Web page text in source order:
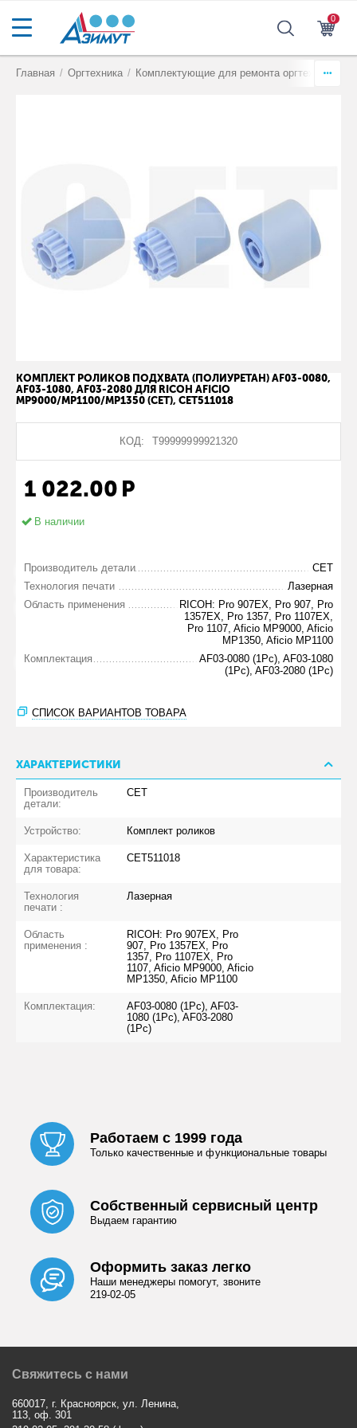
0
Главная / Оргтехника / Комплектующие для ремонта оргтехники
КОМПЛЕКТ РОЛИКОВ ПОДХВАТА (ПОЛИУРЕТАН) AF03-0080,
AF03-1080, AF03-2080 ДЛЯ RICOH AFICIO
MP9000/MP1100/MP1350 (CET), CET511018
КОД: Т99999999921320
1 022.00 Р
В наличии
Производитель детали
CET
Технология печати
Лазерная
Область применения
RICOH: Pro 907EX, Pro 907, Pro
1357EX, Pro 1357, Pro 1107EX,
Pro 1107, Aficio MP9000, Aficio
MP1350, Aficio MP1100
Комплектация
AF03-0080 (1Pc), AF03-1080
(1Pc), AF03-2080 (1Pc)
СПИСОК ВАРИАНТОВ ТОВАРА
ХАРАКТЕРИСТИКИ
Производитель
детали:
CET
Устройство: Комплект роликов
Характеристика
для товара:
CET511018
Технология
печати :
Лазерная
Область
применения :
RICOH: Pro 907EX, Pro
907, Pro 1357EX, Pro
1357, Pro 1107EX, Pro
1107, Aficio MP9000, Aficio
MP1350, Aficio MP1100
Комплектация:
AF03-0080 (1Pc), AF03-
1080 (1Pc), AF03-2080
(1Pc)
Работаем с 1999 года
Только качественные и функциональные товары
Собственный сервисный центр
Выдаем гарантию
Оформить заказ легко
Наши менеджеры помогут, звоните
219-02-05
Свяжитесь с нами
660017, г. Красноярск, ул. Ленина,
113, оф. 301